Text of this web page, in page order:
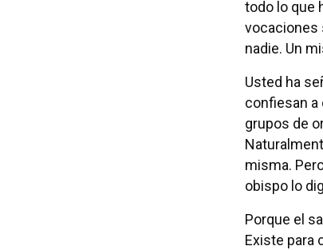
todo lo que
vocaciones
nadie. Un
Usted ha
confiesan a
grupos de
misma.
obispo lo
Porque el
Existe para